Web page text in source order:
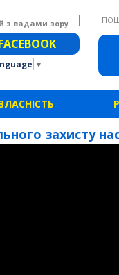
з вадами зору
▼
захисту